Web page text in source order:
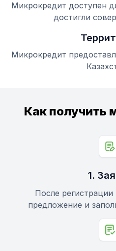
Микрокредит доступен
достигли
Микрокредит
Как получить
1.
После
предложение и